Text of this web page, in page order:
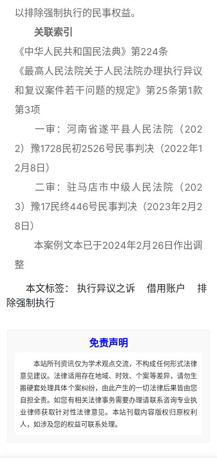
以排除强制执行的民事权益。
关联索引
《中华人民共和国民法典》第224条
《最高人民法院关于人民法院办理执行异议
和复议案件若干问题的规定》第25条第1款
第3项
一审：河南省遂平县人民法院（202
2）豫1728民初2526号民事判决（2022年1
2月8日）
二审：驻马店市中级人民法院（202
3）豫17民终446号民事判决（2023年2月2
8日）
本案例文本已于2024年2月26日作出调
整
本文标签： 执行异议之诉 借用账户
排
除强制执行
免责声明
本站所刊资讯仅为学术观点交流，不构成任何形式法律
意见建议。法律适用存在地域、时效、个案等差异，请勿生
搬硬套处理具体个案纠纷，由此产生的一切法律后果皆由您
自担全责。如您有相关法律事务需要办理请联系咨询专业执
业律师获取针对性法律意见。本站刊载内容版权归原权利
人，如涉及您的权益可联系处理。